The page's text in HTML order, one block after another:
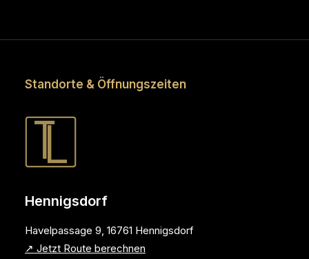
Standorte & Öffnungszeiten
Hennigsdorf
Havelpassage 9, 16761 Hennigsdorf
↗ Jetzt Route berechnen